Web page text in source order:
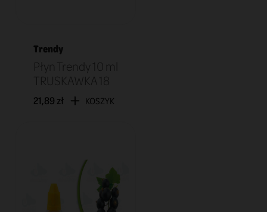
Trendy
Płyn Trendy 10 ml
TRUSKAWKA 18
21,89 zł KOSZYK